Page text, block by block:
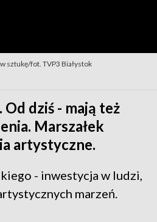
sztukę/fot. TVP3 Białystok
dziś - mają też
Marszałek
artystyczne.
- inwestycja w ludzi,
marzeń.